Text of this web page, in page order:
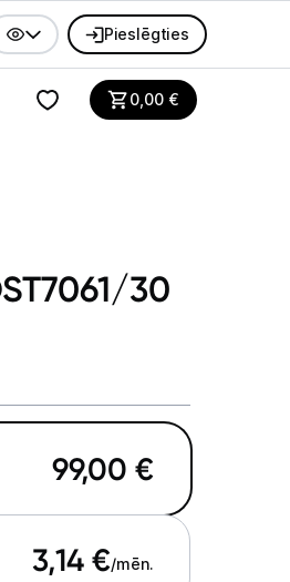
Pieslēgties
0,00€
30
99,00 €
3,14 €/mēn.